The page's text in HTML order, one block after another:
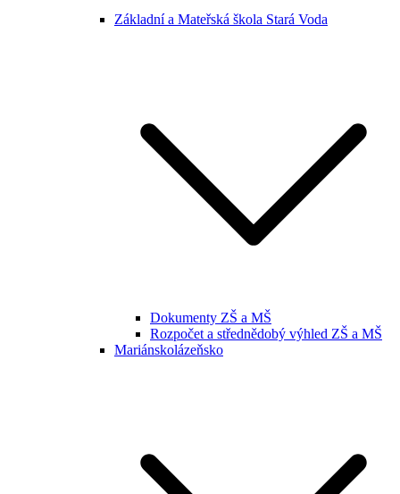
Základní a Mateřská škola Stará Voda
Dokumenty ZŠ a MŠ
Rozpočet a střednědobý výhled ZŠ a MŠ
Mariánskolázeňsko